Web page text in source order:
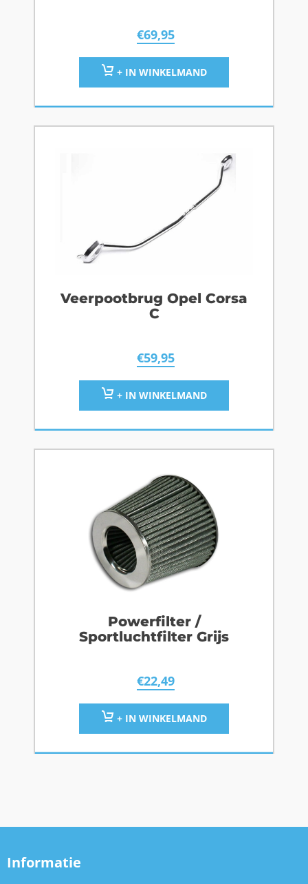
€69,95
+ IN WINKELMAND
Veerpootbrug Opel Corsa
C
€59,95
+ IN WINKELMAND
Powerfilter /
Sportluchtfilter Grijs
€22,49
+ IN WINKELMAND
Informatie